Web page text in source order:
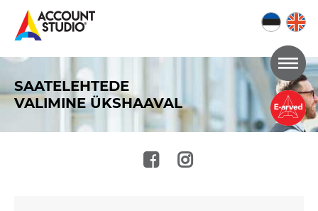
Mine
lehe
sisu
SAATELEHTEDE
VALIMINE ÜKSHAAVAL